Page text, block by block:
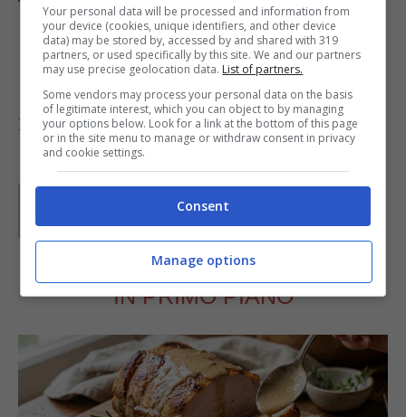
salmone, accompagnandolo con verdure a
scelta
Foto dizoomart design
GIeGI è stata collaboratrice di Buttalapasta dal 2008 al
2013, spaziando tra tutte le tipologie di ricette, con un
occhio di riguardo a quelle della tradizione regionale.
IN PRIMO PIANO
Your personal data will be processed and information from
your device (cookies, unique identifiers, and other device
data) may be stored by, accessed by and shared with 319
partners, or used specifically by this site. We and our partners
may use precise geolocation data. List of partners.
Some vendors may process your personal data on the basis
of legitimate interest, which you can object to by managing
your options below. Look for a link at the bottom of this page
or in the site menu to manage or withdraw consent in privacy
and cookie settings.
Consent
Manage options